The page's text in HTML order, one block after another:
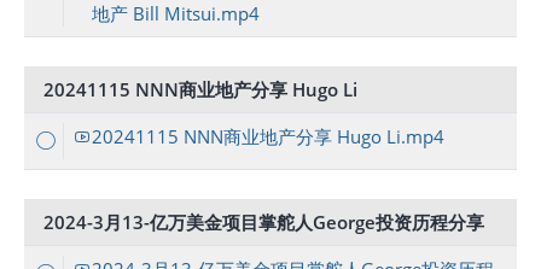
地产 Bill Mitsui.mp4
20241115 NNN商业地产分享 Hugo Li
20241115 NNN商业地产分享 Hugo Li.mp4
2024-3月13-亿万美金项目掌舵人George投资历程分享